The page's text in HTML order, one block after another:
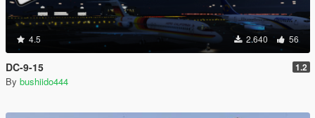
4.5 2.640 56
DC-9-15 1.2
By bushiido444